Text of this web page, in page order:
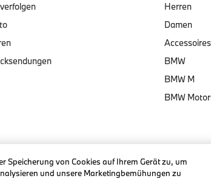
Herren
Damen
Accessoires
BMW
BMW M
BMW
Speicherung von Cookies auf Ihrem Gerät zu, um
und unsere Marketingbemühungen zu